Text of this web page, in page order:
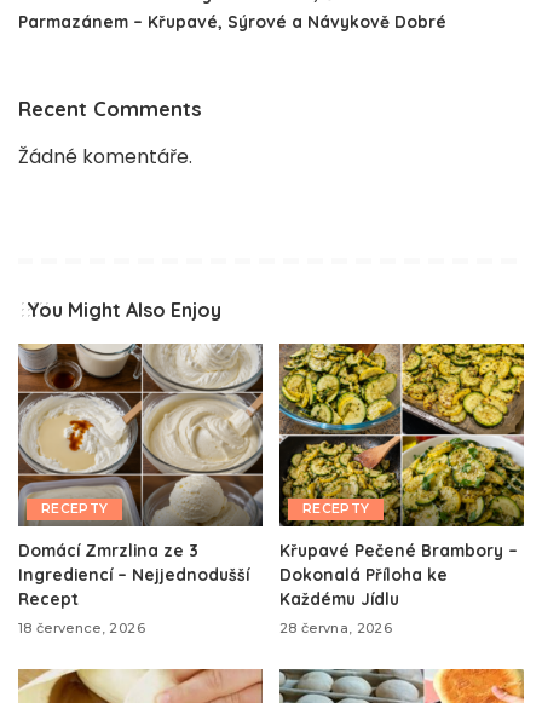
Parmazánem – Křupavé, Sýrové a Návykově Dobré
Recent Comments
Žádné komentáře.
You Might Also Enjoy
RECEPTY
Domácí Zmrzlina ze 3
Ingrediencí – Nejjednodušší
Recept
18 července, 2026
RECEPTY
Křupavé Pečené Brambory –
Dokonalá Příloha ke
Každému Jídlu
28 června, 2026